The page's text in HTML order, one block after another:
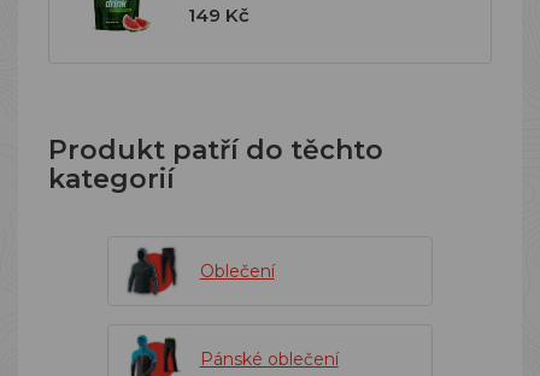
149 Kč
Produkt patří do těchto
kategorií
Oblečení
Pánské oblečení